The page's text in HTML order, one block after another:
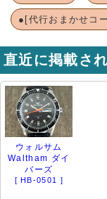
●[代行おまかせコ
直近に掲載さ
ウォルサム
Waltham ダイ
バーズ
[ HB-0501 ]